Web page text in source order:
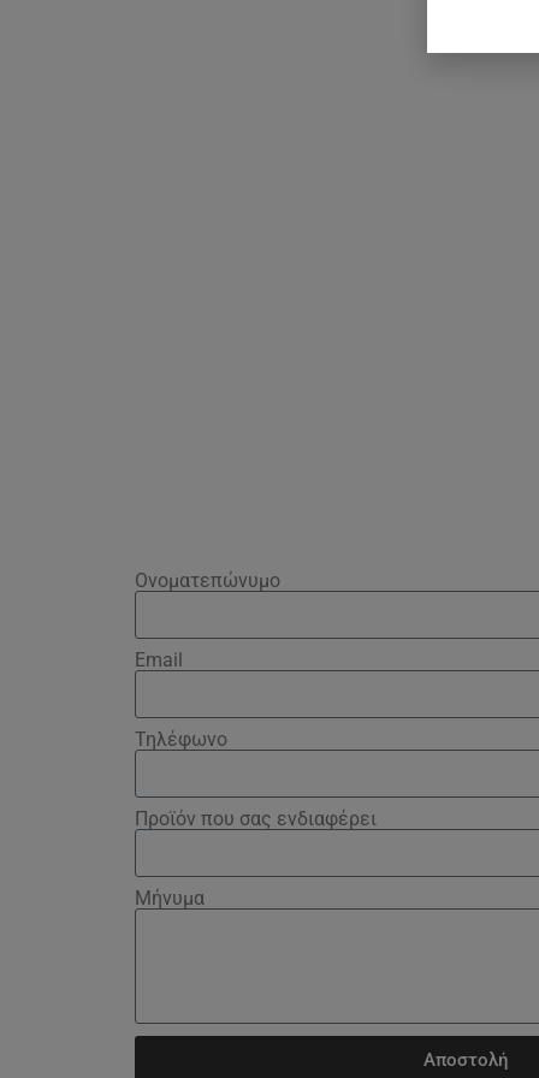
Ονοματεπώνυμο
Email
Τηλέφωνο
Προϊόν που σας ενδιαφέρει
Μήνυμα
Αποστολή